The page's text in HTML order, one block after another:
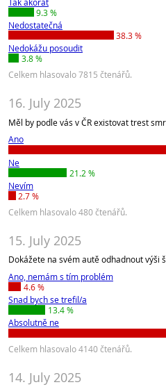
9.3 %
Nedostatečná
38.3 %
Nedokážu posoudit
3.8 %
Celkem hlasovalo 7815 čtenářů.
16. July 2025
Měl by podle vás v ČR existovat trest
Ano
Ne
21.2 %
Nevím
2.7 %
Celkem hlasovalo 480 čtenářů.
15. July 2025
Dokážete na svém autě odhadnout výši
Ano, nemám s tím problém
4.6 %
Snad bych se trefil/a
13.4 %
Absolutně ne
Celkem hlasovalo 4140 čtenářů.
14. July 2025